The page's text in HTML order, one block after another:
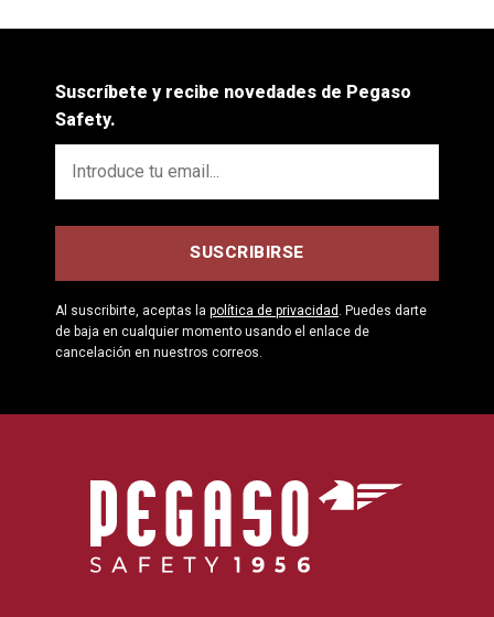
Suscríbete y recibe novedades de Pegaso
Safety.
Al suscribirte, aceptas la política de privacidad . Puedes darte
de baja en cualquier momento usando el enlace de
cancelación en nuestros correos.